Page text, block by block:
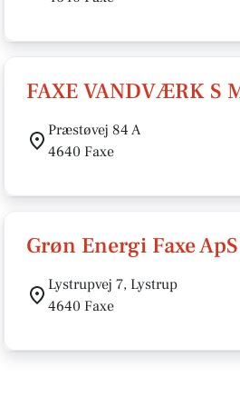
FAXE VANDVÆRK S
Præstøvej 84 A
4640 Faxe
Grøn Energi Faxe ApS
Lystrupvej 7, Lystrup
4640 Faxe